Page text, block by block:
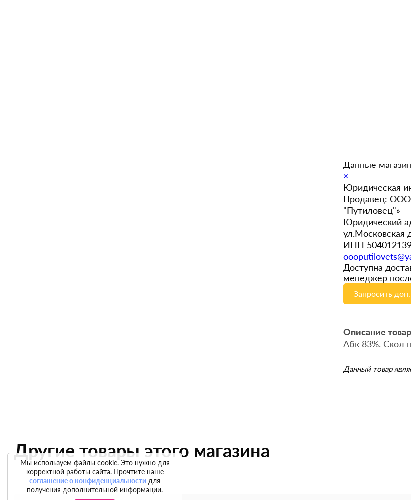
Данные
×
Юридическая
Продавец: ООО
"Путиловец"»
Юридический
ул.Московская
ИНН
Доступна
менеджер
Запросить
Описание
Абк 83%. Скол
Данный товар
Другие товары этого магазина
Мы используем файлы cookie. Это нужно для
корректной работы сайта. Прочтите наше
соглашение о конфиденциальности для
получения дополнительной информации.